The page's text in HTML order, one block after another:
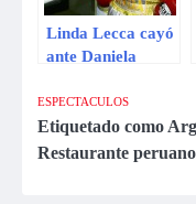
Linda Lecca cayó
ante Daniela
pelea por título
mundial de la
AMB
ESPECTACULOS
Etiquetado como
Restaurante